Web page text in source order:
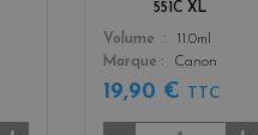
551C XL
Color
Volume
11.0ml
Marque
Canon
19,90 € TTC